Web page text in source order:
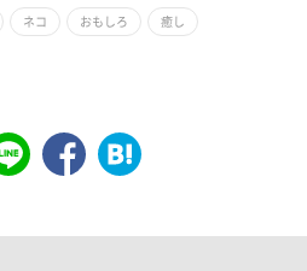
ネコ おもしろ 癒し